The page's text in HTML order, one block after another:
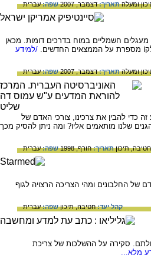
ומעלהתאריך:דצמבר, 2007 שפה:עברית
חשמליים במוח בדרכים דומות. מכאן
מספרת על הממצאים החדשים. /למידע
ומעלהתאריך:דצמבר, 2007 שפה:עברית
זה כדי להבין את צרכינו, צורכי האדם של
שלנו מותאמים אליו? ומה ניתן להסיק מכך
חטיבה,תיכוןתאריך:חורף, 1998 שפה:עברית
של החלבונים ומהי הצריכה הרצויה לגוף
קהל יעד:חטיבה,תיכוןשפה:עברית
סקירה על ההשלכות של צריכת
מלא...